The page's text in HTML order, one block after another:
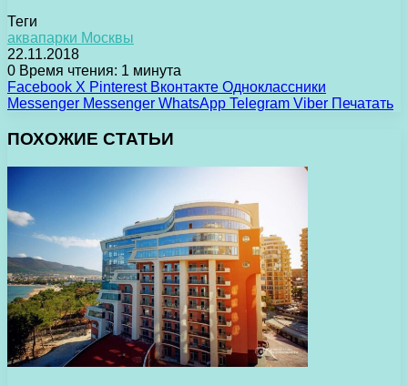
Теги
аквапарки Москвы
22.11.2018
0 Время чтения: 1 минута
Facebook X Pinterest Вконтакте Одноклассники
Messenger Messenger WhatsApp Telegram Viber Печатать
ПОХОЖИЕ СТАТЬИ